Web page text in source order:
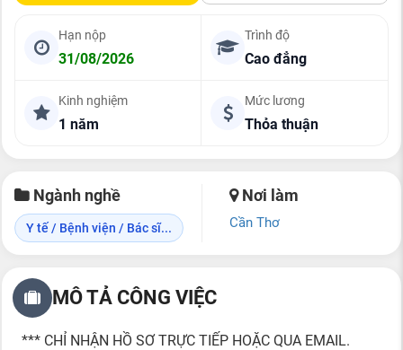
Hạn nộp
31/08/2026
Trình độ
Cao đẳng
Kinh nghiệm
1 năm
Mức lương
Thỏa thuận
Ngành nghề
Y tế / Bệnh viện / Bác sĩ...
Nơi làm
Cần Thơ
MÔ TẢ CÔNG VIỆC
*** CHỈ NHẬN HỒ SƠ TRỰC TIẾP HOẶC QUA EMAIL.